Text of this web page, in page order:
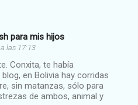
para mis hijos
las 17:13
Conxita, te había
en Bolivia hay corridas
sin matanzas, sólo para
de ambos, animal y